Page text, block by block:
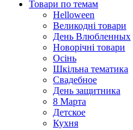
Товари по темам
Helloween
Великодні товари
День Влюбленных
Новорічні товари
Осінь
Шкільна тематика
Свадебное
День защитника
8 Марта
Детское
Кухня